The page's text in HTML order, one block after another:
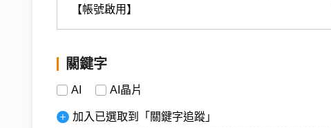
【帳號啟用】
關鍵字
AI AI晶片
加入已選取到「關鍵字追蹤」